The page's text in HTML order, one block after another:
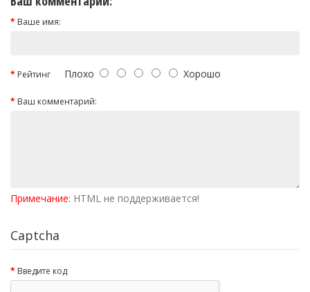
Ваше имя:
Рейтинг Плохо Хорошо
Ваш комментарий:
Примечание: HTML не поддерживается!
Captcha
Введите код